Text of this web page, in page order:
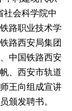
社会科学院中
路职业技术学
路西安局集团
中国铁路西安
、西安市轨道
王向组成宣讲
颁发聘书。